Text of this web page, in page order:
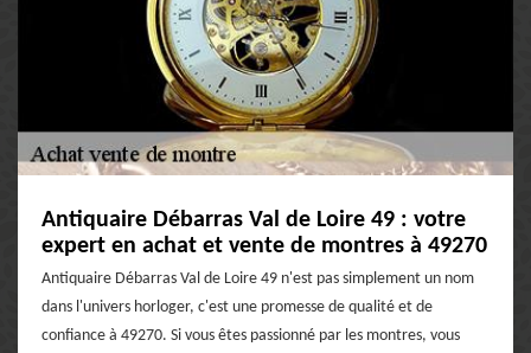
Antiquaire Débarras Val de Loire 49 : votre
expert en achat et vente de montres à 49270
Antiquaire Débarras Val de Loire 49 n'est pas simplement un nom
dans l'univers horloger, c'est une promesse de qualité et de
confiance à 49270. Si vous êtes passionné par les montres, vous